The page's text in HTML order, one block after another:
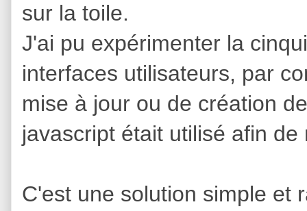
sur la toile.
J'ai pu expérimenter la
interfaces utilisateurs, par
mise à jour ou de création
javascript était utilisé afin
C'est une solution simple et